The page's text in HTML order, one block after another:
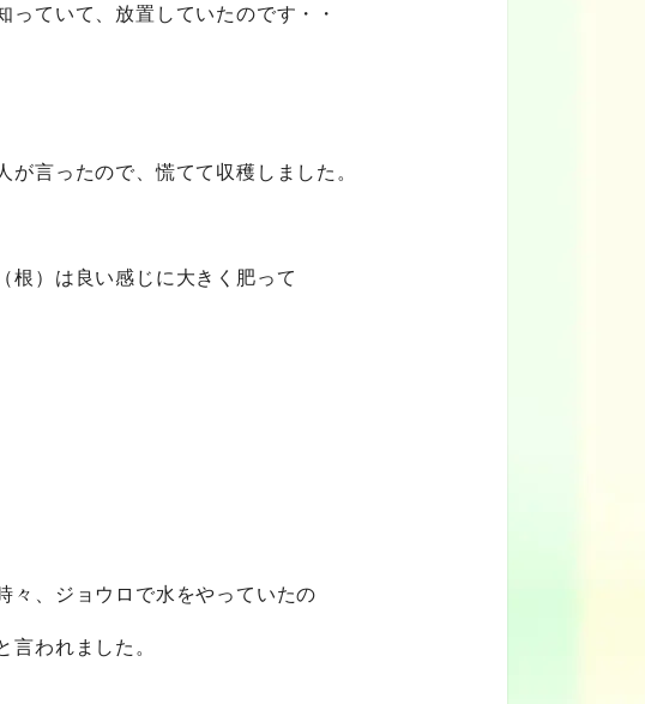
ていて、放置していたのです・・
言ったので、慌てて収穫しました。
根）は良い感じに大きく肥って
々、ジョウロで水をやっていたの
言われました。